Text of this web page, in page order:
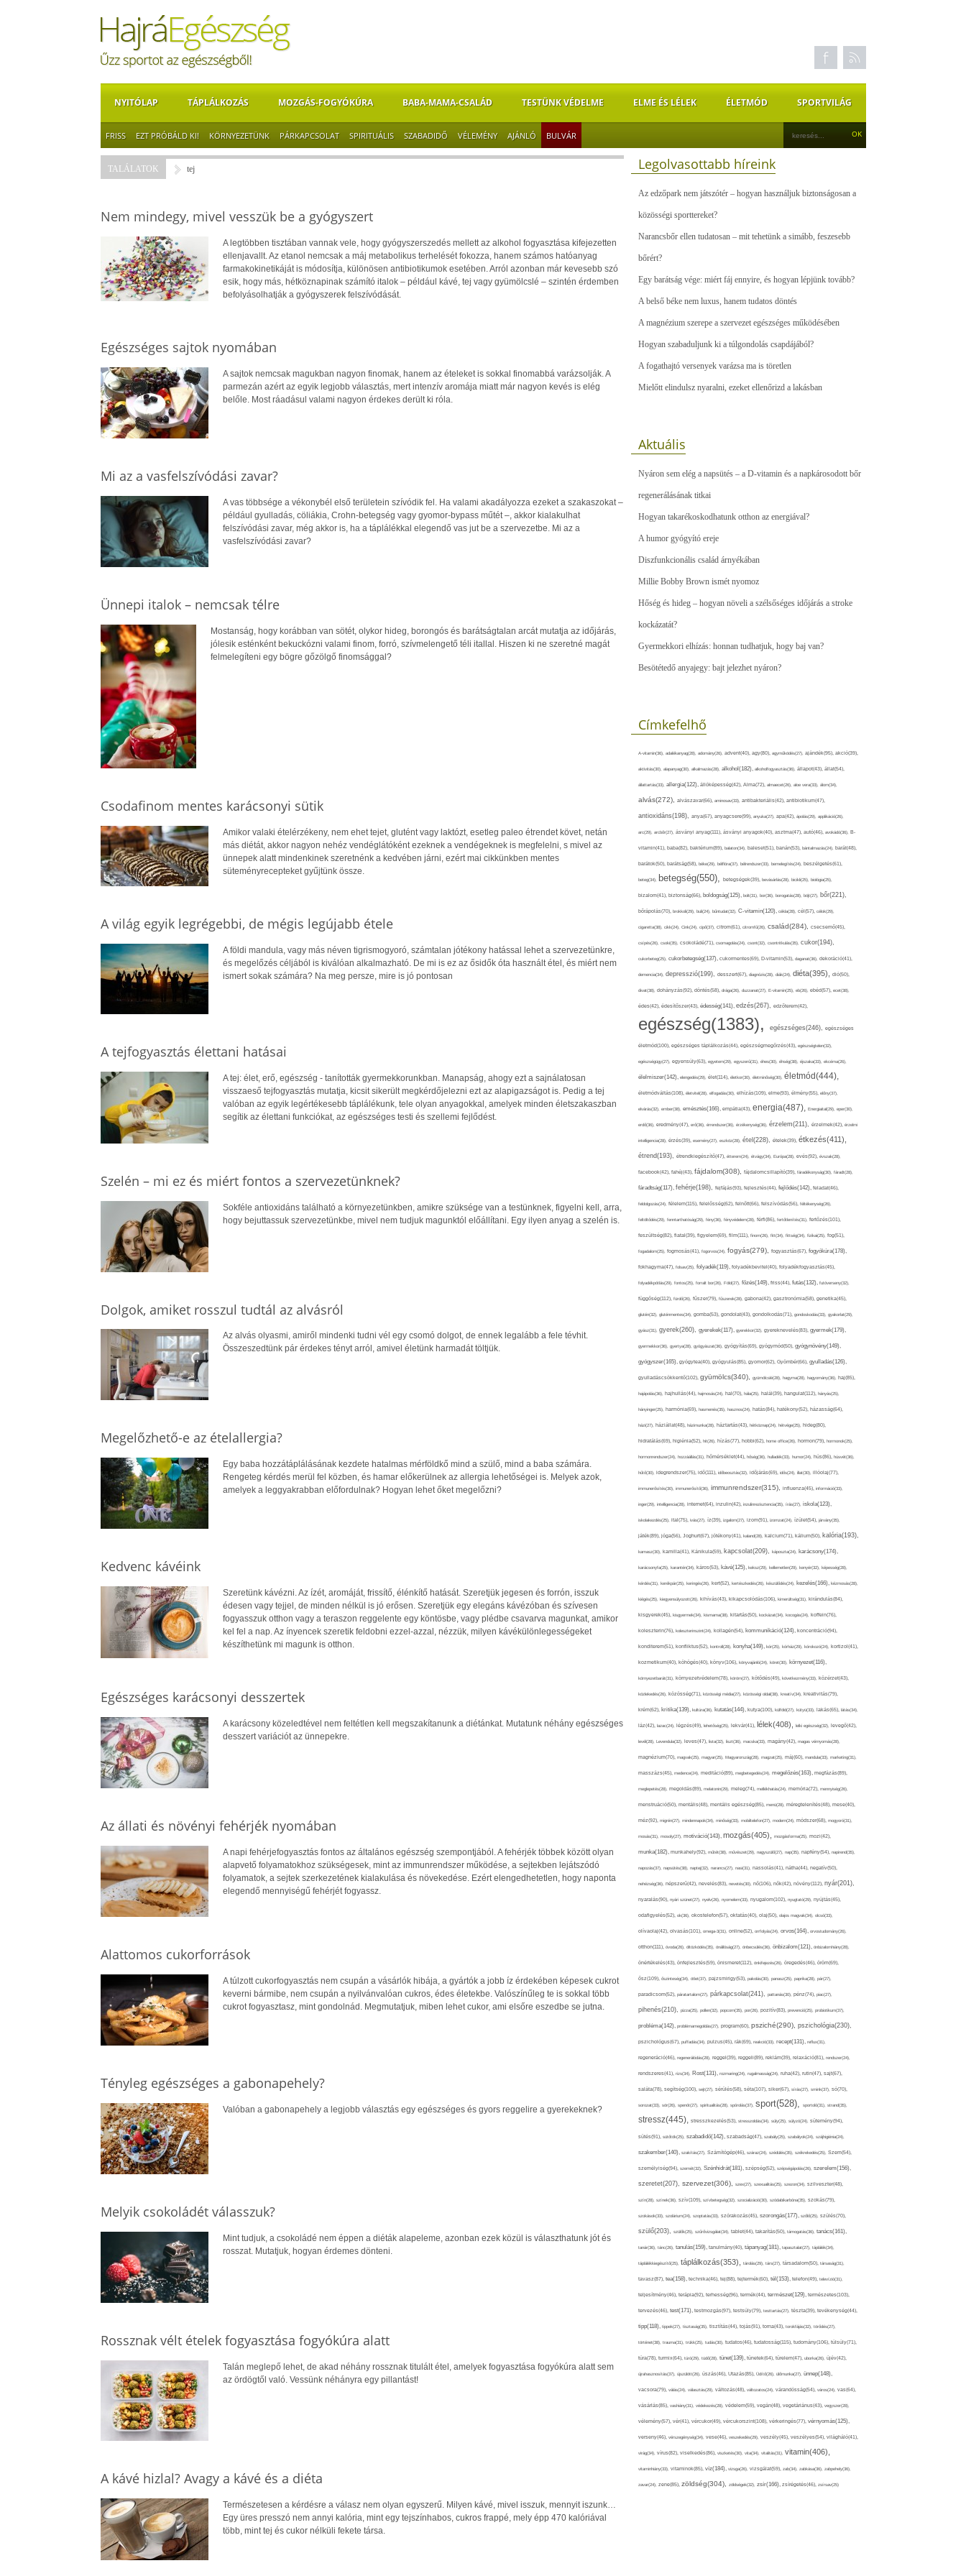
NYITÓLAP TÁPLÁLKOZÁS MOZGÁS-FOGYÓKÚRA BABA-MAMA-CSALÁD TESTÜNK VÉDELME ELME ÉS LÉLEK ÉLETMÓD SPORTVILÁG
FRISS EZT PRÓBÁLD KI! KÖRNYEZETÜNK PÁRKAPCSOLAT SPIRITUÁLIS SZABADIDŐ VÉLEMÉNY AJÁNLÓ BULVÁR
TALÁLATOK tej
Nem mindegy, mivel vesszük be a gyógyszert
A legtöbben tisztában vannak vele, hogy gyógyszerszedés mellett az alkohol fogyasztása kifejezetten
ellenjavallt. Az etanol nemcsak a máj metabolikus terhelését fokozza, hanem számos hatóanyag
farmakokinetikáját is módosítja, különösen antibiotikumok esetében. Arról azonban már kevesebb szó
esik, hogy más, hétköznapinak számító italok – például kávé, tej vagy gyümölcslé – szintén érdemben
befolyásolhatják a gyógyszerek felszívódását.
Egészséges sajtok nyomában
A sajtok nemcsak magukban nagyon finomak, hanem az ételeket is sokkal finomabbá varázsolják. A
parmezán azért az egyik legjobb választás, mert intenzív aromája miatt már nagyon kevés is elég
belőle. Most ráadásul valami nagyon érdekes derült ki róla.
Mi az a vasfelszívódási zavar?
A vas többsége a vékonybél első területein szívódik fel. Ha valami akadályozza ezeket a szakaszokat –
például gyulladás, cöliákia, Crohn-betegség vagy gyomor-bypass műtét –, akkor kialakulhat
felszívódási zavar, még akkor is, ha a táplálékkal elegendő vas jut be a szervezetbe. Mi az a
vasfelszívódási zavar?
Ünnepi italok – nemcsak télre
Mostanság, hogy korábban van sötét, olykor hideg, borongós és barátságtalan arcát mutatja az időjárás,
jólesik esténként bekuckózni valami finom, forró, szívmelengető téli itallal. Hiszen ki ne szeretné magát
felmelegíteni egy bögre gőzölgő finomsággal?
Csodafinom mentes karácsonyi sütik
Amikor valaki ételérzékeny, nem ehet tejet, glutént vagy laktózt, esetleg paleo étrendet követ, netán
más diétát, akkor nagyon nehéz vendéglátóként ezeknek a vendégeknek is megfelelni, s mivel az
ünnepek alatt mindenkinek szeretnénk a kedvében járni, ezért mai cikkünkben mentes
süteményrecepteket gyűjtünk össze.
A világ egyik legrégebbi, de mégis legújabb étele
A földi mandula, vagy más néven tigrismogyoró, számtalan jótékony hatással lehet a szervezetünkre,
és megelőzés céljából is kiválóan alkalmazható. De mi is ez az ősidők óta használt étel, és miért nem
ismert sokak számára? Na meg persze, mire is jó pontosan
A tejfogyasztás élettani hatásai
A tej: élet, erő, egészség - tanították gyermekkorunkban. Manapság, ahogy ezt a sajnálatosan
visszaeső tejfogyasztás mutatja, kicsit sikerült megkérdőjelezni ezt az alapigazságot is. Pedig a tej
valóban az egyik legértékesebb táplálékunk, tele olyan anyagokkal, amelyek minden életszakaszban
segítik az élettani funkciókat, az egészséges testi és szellemi fejlődést.
Szelén – mi ez és miért fontos a szervezetünknek?
Sokféle antioxidáns található a környezetünkben, amikre szüksége van a testünknek, figyelni kell, arra,
hogy bejuttassuk szervezetünkbe, mivel nem tudjuk magunktól előállítani. Egy ilyen anyag a szelén is.
Dolgok, amiket rosszul tudtál az alvásról
Az alvás olyasmi, amiről mindenki tudni vél egy csomó dolgot, de ennek legalább a fele tévhit.
Összeszedtünk pár érdekes tényt arról, amivel életünk harmadát töltjük.
Megelőzhető-e az ételallergia?
Egy baba hozzátáplálásának kezdete hatalmas mérföldkő mind a szülő, mind a baba számára.
Rengeteg kérdés merül fel közben, és hamar előkerülnek az allergia lehetőségei is. Melyek azok,
amelyek a leggyakrabban előfordulnak? Hogyan lehet őket megelőzni?
Kedvenc kávéink
Szeretünk kávézni. Az ízét, aromáját, frissítő, élénkítő hatását. Szeretjük jegesen és forrón, isszuk
édesen vagy tejjel, de minden nélkül is jó erősen. Szeretjük egy elegáns kávézóban és szívesen
fogyasszuk otthon vagy a teraszon reggelente egy köntösbe, vagy plédbe csavarva magunkat, amikor
kel fel a nap. Az ínyencek szeretik feldobni ezzel-azzal, nézzük, milyen kávékülönlegességeket
készíthetünk mi magunk is otthon.
Egészséges karácsonyi desszertek
A karácsony közeledtével nem feltétlen kell megszakítanunk a diétánkat. Mutatunk néhány egészséges
desszert variációt az ünnepekre.
Az állati és növényi fehérjék nyomában
A napi fehérjefogyasztás fontos az általános egészség szempontjából. A fehérjék többek között olyan
alapvető folyamatokhoz szükségesek, mint az immunrendszer működése, a sejtekben lejátszódó
folyamatok, a sejtek szerkezetének kialakulása és növekedése. Ezért elengedhetetlen, hogy naponta
elegendő mennyiségű fehérjét fogyassz.
Alattomos cukorforrások
A túlzott cukorfogyasztás nem csupán a vásárlók hibája, a gyártók a jobb íz érdekében képesek cukrot
keverni bármibe, nem csupán a nyilvánvalóan cukros, édes életekbe. Valószínűleg te is sokkal több
cukrot fogyasztasz, mint gondolnád. Megmutatjuk, miben lehet cukor, ami elsőre eszedbe se jutna.
Tényleg egészséges a gabonapehely?
Valóban a gabonapehely a legjobb választás egy egészséges és gyors reggelire a gyerekeknek?
Melyik csokoládét válasszuk?
Mint tudjuk, a csokoládé nem éppen a diéták alapeleme, azonban ezek közül is választhatunk jót és
rosszat. Mutatjuk, hogyan érdemes dönteni.
Rossznak vélt ételek fogyasztása fogyókúra alatt
Talán meglepő lehet, de akad néhány rossznak titulált étel, amelyek fogyasztása fogyókúra alatt sem
az ördögtől való. Vessünk néhányra egy pillantást!
A kávé hizlal? Avagy a kávé és a diéta
Természetesen a kérdésre a válasz nem olyan egyszerű. Milyen kávé, mivel isszuk, mennyit iszunk…
Egy üres presszó nem annyi kalória, mint egy tejszínhabos, cukros frappé, mely épp 470 kalóriával
több, mint tej és cukor nélküli fekete társa.
Legolvasottabb híreink
Az edzőpark nem játszótér – hogyan használjuk biztonságosan a
közösségi sporttereket?
Narancsbőr ellen tudatosan – mit tehetünk a simább, feszesebb
bőrért?
Egy barátság vége: miért fáj ennyire, és hogyan lépjünk tovább?
A belső béke nem luxus, hanem tudatos döntés
A magnézium szerepe a szervezet egészséges működésében
Hogyan szabaduljunk ki a túlgondolás csapdájából?
A fogathajtó versenyek varázsa ma is töretlen
Mielőtt elindulsz nyaralni, ezeket ellenőrizd a lakásban
Aktuális
Nyáron sem elég a napsütés – a D-vitamin és a napkárosodott bőr
regenerálásának titkai
Hogyan takarékoskodhatunk otthon az energiával?
A humor gyógyító ereje
Diszfunkcionális család árnyékában
Millie Bobby Brown ismét nyomoz
Hőség és hideg – hogyan növeli a szélsőséges időjárás a stroke
kockázatát?
Gyermekkori elhízás: honnan tudhatjuk, hogy baj van?
Besötétedő anyajegy: bajt jelezhet nyáron?
Címkefelhő
A-vitamin(36), adalékanyag(28), adomány(26), advent(40), agy(80), agyműködés(27), ajándék(95), akció(39),
aktivitás(30), alapanyag(30), alkalmazás(28), alkohol(182), alkoholfogyasztás(36), állapot(43), állat(54),
állattartás(33), allergia(122), állóképesség(42), Alma(72), almaecet(26), aloe vera(33), álom(34),
alvás(272), alvászavar(66), aminosav(33), antibakteriális(42), antibiotikum(47),
antioxidáns(198), anya(67), anyagcsere(99), anyuka(27), apa(42), ápolás(29), applikáció(26),
arc(29), arcbőr(27), ásványi anyag(111), ásványi anyagok(40), asztma(47), autó(46), avokádó(36), B-
vitamin(41), baba(82), baktérium(89), balaton(34), baleset(51), banán(53), bántalmazás(24), barát(48),
barátok(50), barátság(58), béke(29), bélflóra(37), bélrendszer(33), bemelegítés(24), beszélgetés(61),
beteg(34), betegség(550), betegségek(39), bevásárlás(28), bicikli(25), biológia(25),
bizalom(41), biztonság(66), boldogság(125), bolt(31), bor(36), borogatás(28), böjt(27), bőr(221),
bőrápolás(70), brokkoli(29), buli(24), bűntudat(32), C-vitamin(120), cékla(28), cél(57), célok(29),
cigaretta(38), cikk(24), Cink(24), cipő(37), citrom(61), citromfű(26), család(284), csecsemő(45),
csípés(26), csoki(35), csokoládé(71), csomagolás(24), csont(32), csontritkulás(35), cukor(194),
cukorbeteg(25), cukorbetegség(137), cukormentes(69), D-vitamin(53), daganat(36), dekoráció(41),
demencia(34), depresszió(199), desszert(67), diagnózis(28), diák(24), diéta(395), dió(50),
divat(38), dohányzás(92), döntés(58), drága(26), duzzanat(27), E-vitamin(25), eb(26), ebéd(57), ecet(38),
édes(42), édesítőszer(43), édesség(141), edzés(267), edzőterem(42),
egészség(1383), egészséges(246), egészséges
életmód(100), egészséges táplálkozás(44), egészségmegőrzés(43), egészségtelen(32),
egészségügy(27), egyensúly(63), egyetem(29), egyszerű(31), éhes(30), éhség(38), éjszaka(33), ekcéma(26),
élelmiszer(142), elengedés(29), élet(114), életkor(30), életminőség(30), életmód(444),
életmódváltás(108), életvitel(28), elfogadás(30), elhízás(109), elme(93), élmény(55), előny(37),
elvárás(32), ember(38), emésztés(166), empátia(43), energia(487), Energiaital(29), eper(30),
erdő(36), eredmény(47), erő(36), érrendszer(36), érzékenység(36), érzelem(211), érzelmek(42), érzelmi
intelligencia(28), érzés(39), esemény(27), eszköz(28), étel(228), ételek(39), étkezés(411),
étrend(193), étrendkiegészítő(47), étterem(24), étvágy(34), Európa(28), evés(92), évszak(28),
facebook(42), fahéj(43), fájdalom(308), fájdalomcsillapító(39), fáradékonyság(30), fáradt(28),
fáradtság(117), fehérje(198), fejfájás(93), fejlesztés(44), fejlődés(142), feladat(46),
feldolgozás(24), félelem(115), felelősség(62), felnőtt(66), felszívódás(56), féltékenység(26),
feltöltődés(29), fenntarthatóság(29), fény(36), fényvédelem(28), férfi(86), fertőtlenítés(31), fertőzés(101),
feszültség(82), fiatal(39), figyelem(69), film(111), finom(26), fitt(34), fittség(34), fizikai(25), fog(51),
fogadalom(25), fogmosás(41), fogorvos(24), fogyás(279), fogyasztás(67), fogyókúra(178),
fokhagyma(47), folsav(25), folyadék(119), folyadékbevitel(40), folyadékfogyasztás(45),
folyadékpótlás(29), fontos(25), forralt bor(26), Föld(27), főzés(149), friss(44), futás(132), futóverseny(32),
függőség(112), fürdő(26), fűszer(79), fűszerek(28), gabona(42), gasztronómia(58), genetika(45),
glutén(32), gluténmentes(34), gomba(53), gondolat(43), gondolkodás(71), gondoskodás(33), gyakorlat(29),
gyász(31), gyerek(260), gyerekek(117), gyerekkor(32), gyereknevelés(83), gyermek(179),
gyermekkor(36), gyertya(28), gyógyászat(36), gyógyítás(69), gyógymód(50), gyógynövény(149),
gyógyszer(165), gyógytea(40), gyógyulás(85), gyomor(62), Gyömbér(66), gyulladás(126),
gyulladáscsökkentő(102), gyümölcs(340), gyümölcslé(28), hagyma(28), hagyomány(36), haj(85),
hajápolás(36), hajhullás(44), hajmosás(24), hal(70), hála(25), halál(39), hangulat(112), hányás(25),
hányinger(25), harmónia(69), hasmenés(35), hasznos(24), hatás(84), hatékony(52), házasság(64),
házi(27), háziállat(48), házimunka(28), háztartás(43), hétköznap(24), hétvége(25), hideg(80),
hidratálás(69), higiénia(52), hit(26), hízás(77), hobbi(62), home office(26), hormon(79), hormonok(25),
hormonrendszer(24), hozzáállás(31), hőmérséklet(44), hőség(36), hulladék(33), humor(24), hús(86), húsvét(36),
hűtő(30), idegrendszer(75), idő(111), időbeosztás(32), időjárás(69), idős(24), illat(30), illóolaj(77),
immunerősítés(30), immunerősítő(36), immunrendszer(315), influenza(45), információ(33),
inger(29), intelligencia(28), internet(64), inzulin(42), inzulinrezisztencia(35), írás(27), iskola(123),
iskolakezdés(25), ital(75), ivás(27), íz(39), izgalom(27), izom(91), izomzat(24), ízület(54), járvány(35),
játék(89), jóga(56), Joghurt(67), jótékony(41), kaland(28), kalcium(71), kálium(50), kalória(193),
kamasz(30), kamilla(41), Kánikula(59), kapcsolat(209), káposzta(24), karácsony(174),
karácsonyfa(25), karantén(34), káros(53), kávé(125), keksz(29), kellemetlen(29), kenyér(32), képesség(28),
kérdés(31), kerékpár(25), keringés(26), kert(52), kertészkedés(26), készülődés(24), kezelés(166), kézmosás(28),
kiégés(25), kiegyensúlyozott(26), kihívás(43), kikapcsolódás(106), kimerültség(31), kirándulás(84),
kisgyerek(45), kisgyermek(34), kismama(38), kitartás(50), kockázat(34), kocogás(24), koffein(76),
koleszterin(76), koleszterinszint(24), kollagén(54), kommunikáció(124), koncentráció(94),
konditerem(51), konfliktus(52), kontroll(28), konyha(149), kór(25), kórház(29), kórokozó(24), kortizol(41),
kozmetikum(40), köhögés(40), könyv(106), könyvajánló(24), köret(30), környezet(116),
környezetbarát(31), környezetvédelem(78), köröm(27), kötődés(49), következmény(33), közérzet(43),
közlekedés(26), közösség(71), közösségi média(27), közösségi oldal(38), kreatív(34), kreativitás(79),
krém(62), kritika(139), kultúra(36), kutatás(144), kutya(100), külföld(27), kütyü(33), lakás(65), látás(34),
láz(42), lazac(24), légzés(49), lehetőség(25), lekvár(41), lélek(408), lelki egészség(32), levegő(42),
levél(28), Levendula(32), leves(47), lista(32), liszt(36), macska(33), magány(42), magas vérnyomás(28),
magnézium(70), magvak(25), magyar(25), Magyarország(28), magzat(25), máj(60), mandula(33), marketing(31),
masszázs(45), medence(24), meditáció(89), megbetegedés(24), megelőzés(163), megfázás(89),
meglepetés(28), megoldás(89), melatonin(29), meleg(74), mellékhatás(24), memória(72), mennyiség(26),
menstruáció(50), mentális(48), mentális egészség(85), menü(28), méregtelenítés(48), mese(40),
méz(92), migrén(27), mindennapok(34), minőség(33), mobiltelefon(27), modern(24), módszer(68), mogyoró(31),
mosás(31), mosoly(27), motiváció(143), mozgás(405), mozgásforma(25), mozi(42),
munka(182), munkahely(92), műtét(38), művészet(29), nagyszülő(27), nap(35), napfény(54), napirend(35),
napozás(37), napsütés(38), naptej(32), narancs(27), nasi(31), nassolás(41), nátha(44), negatív(50),
nehézség(36), népszerű(42), nevelés(83), nevetés(30), nő(106), nők(42), növény(112), nyár(201),
nyaralás(90), nyári szünet(27), nyelv(26), nyomelem(33), nyugalom(102), nyugtató(29), nyújtás(45),
odafigyelés(52), ok(36), okostelefon(57), oktatás(40), olaj(50), olajos magvak(34), olcsó(33),
olívaolaj(42), olvasás(101), omega-3(31), online(52), orrfolyás(24), orvos(164), orvostudomány(26),
otthon(111), óvoda(26), öltözködés(35), önállóság(27), önbecsülés(36), önbizalom(121), önbizalomhiány(28),
önértékelés(43), önfejlesztés(59), önismeret(112), önkifejezés(26), öregedés(46), öröm(69),
ősz(109), őszinteség(34), ötlet(37), pajzsmirigy(53), pakolás(30), panasz(25), paprika(28), pár(27),
paradicsom(52), páratartalom(27), párkapcsolat(241), pattanás(30), pénz(74), piac(27),
pihenés(210), pizza(25), pollen(32), popcorn(35), por(26), pozitív(83), prevenció(25), probiotikum(37),
probléma(142), problémamegoldás(27), program(60), psziché(290), pszichológia(230),
pszichológus(67), puffadás(34), pulzus(45), rák(69), reakció(33), recept(131), reflux(31),
regeneráció(46), regenerálódás(28), reggel(39), reggeli(89), reklám(39), relaxáció(81), rendszer(24),
rendszeres(41), rizs(34), Rost(131), rozmaring(24), rugalmasság(24), ruha(42), rutin(47), sajt(67),
saláta(78), segítség(100), sejt(27), sérülés(58), séta(107), siker(67), sírás(27), smink(37), só(70),
sorozat(33), sör(26), spenót(27), spiritualitás(28), spórolás(37), sport(528), sportoló(31), strand(35),
stressz(445), stresszkezelés(53), stresszoldás(34), súly(25), súlyzó(24), sütemény(94),
sütés(91), sütőtök(25), szabadidő(142), szabadság(47), szabály(25), szabályok(24), szájhigiénia(24),
szakember(140), szakítás(27), Számítógép(46), száraz(24), szédülés(35), székrekedés(25), Szem(54),
személyiség(94), szemét(32), Szénhidrát(181), szépség(52), szépségápolás(26), szerelem(156),
szeretet(207), szervezet(306), szex(27), szexualitás(25), szezon(34), szilveszter(48),
szín(28), színek(36), szív(109), szívbetegség(32), szocializáció(30), szódabikarbóna(35), szokás(79),
szokások(33), szolárium(24), szoptatás(33), szórakozás(45), szorongás(177), szőlő(25), szülés(70),
szülő(203), szülők(25), szűrővizsgálat(34), tablet(44), takarítás(50), támogatás(36), tanács(161),
tanár(36), tánc(26), tanulás(159), tanulmány(40), tápanyag(181), tapasztalat(27), táplálék(34),
táplálékkiegészítő(25), táplálkozás(353), tárolás(29), társ(27), társadalom(50), társaság(31),
tavasz(87), tea(158), technika(46), tej(88), tejtermék(60), tél(153), telefon(49), televízió(31),
teljesítmény(46), terápia(92), terhesség(96), termék(44), természet(129), természetes(103),
tervezés(46), test(171), testmozgás(97), testsúly(79), testtartás(27), tészta(39), tevékenység(44),
tipp(118), tippek(27), tisztaság(35), tisztítás(44), tojás(91), torna(43), torokfájás(32), törődés(27),
történet(38), trauma(31), trükk(25), tudás(30), tudatos(46), tudatosság(115), tudomány(106), túlsúly(71),
túra(78), turmix(64), túró(29), tüdő(28), tünet(139), tünetek(64), türelem(47), uborka(26), újév(42),
újrahasznosítás(37), újszülött(26), úszás(46), Utazás(85), Üdítő(26), ülőmunka(27), ünnep(148),
vacsora(79), válás(24), választás(29), változás(48), változatos(24), várandósság(54), város(24), vas(64),
vásárlás(85), vashiány(31), védekezés(28), védelem(59), vegán(48), vegetáriánus(43), vegyszer(28),
vélemény(57), vér(41), vércukor(49), vércukorszint(108), vérkeringés(77), vérnyomás(125),
verseny(46), vérszegénység(34), vese(46), veszekedés(29), veszély(45), veszélyes(54), világháló(41),
virág(34), vírus(82), viselkedés(86), viszketés(30), vita(34), vitalitás(31), vitamin(406),
vitaminhiány(33), vitaminok(85), víz(184), vizsga(26), vizsgálat(59), zab(34), zabkása(36), zabpehely(36),
zavar(24), zene(85), zöldség(304), zöldségek(32), zsír(166), zsírégetés(46), zsírsav(25)